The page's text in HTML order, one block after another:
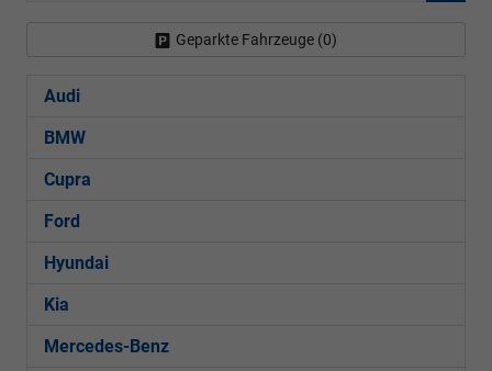
Geparkte Fahrzeuge (0)
Audi
BMW
Cupra
Ford
Hyundai
Kia
Mercedes-Benz